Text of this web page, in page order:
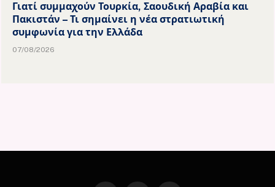
Γιατί συμμαχούν Τουρκία, Σαουδική Αραβία και
Πακιστάν – Τι σημαίνει η νέα στρατιωτική
συμφωνία για την Ελλάδα
07/08/2026